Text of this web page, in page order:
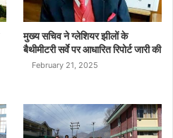
मुख्य सचिव ने ग्लेशियर झीलों के
बैथीमीटरी सर्वे पर आधारित रिपोर्ट जारी की
February 21, 2025